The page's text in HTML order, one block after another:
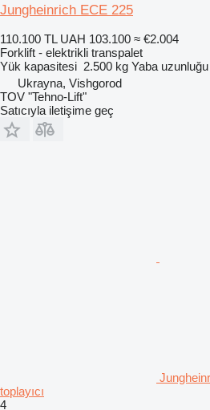
Jungheinrich ECE 225
110.100 TL UAH 103.100 ≈ €2.004
Forklift - elektrikli transpalet
Yük kapasitesi 2.500 kg Yaba uzunluğu
Ukrayna, Vishgorod
TOV "Tehno-Lift"
Satıcıyla iletişime geç
toplayıcı
4